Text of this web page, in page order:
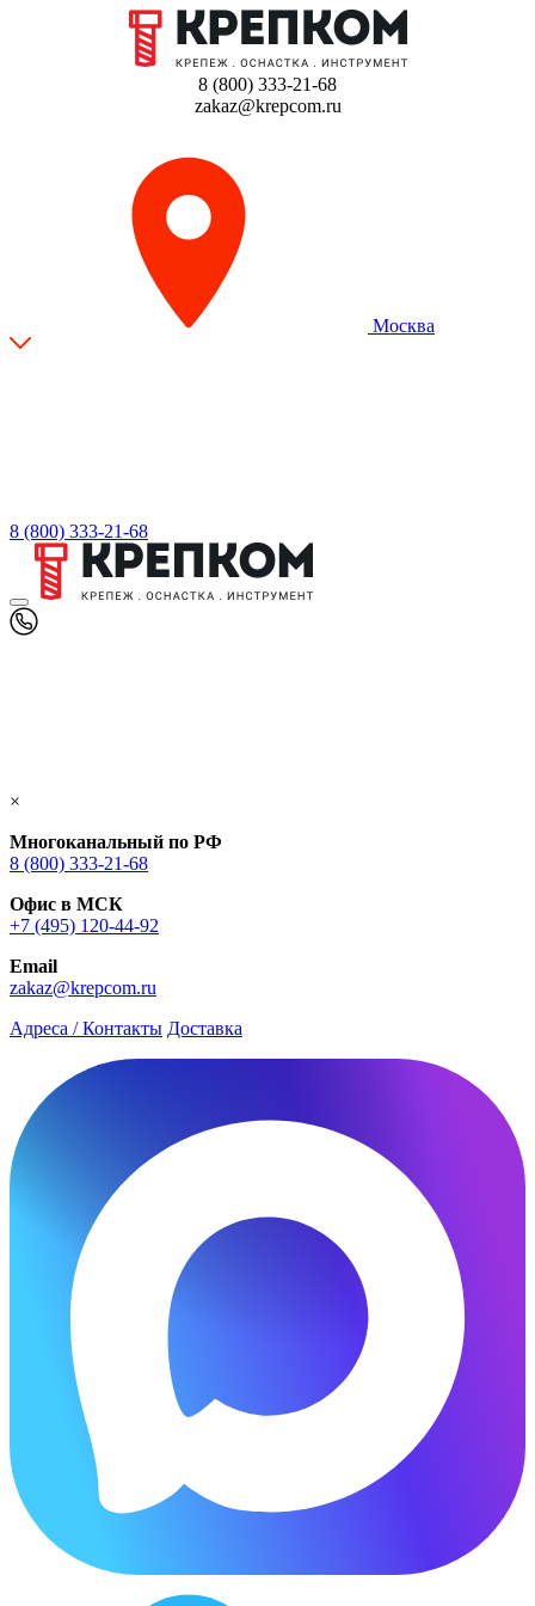
8 (800) 333-21-68
zakaz@krepcom.ru
Москва
8 (800) 333-21-68
×
Многоканальный по РФ
8 (800) 333‑21-68
Офис в МСК
+7 (495) 120-44-92
Email
zakaz@krepcom.ru
Адреса / Контакты Доставка